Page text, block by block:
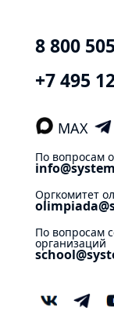
8 800
+7 495
MAX
По вопросам
Оргкомитет
По вопросам
организаций